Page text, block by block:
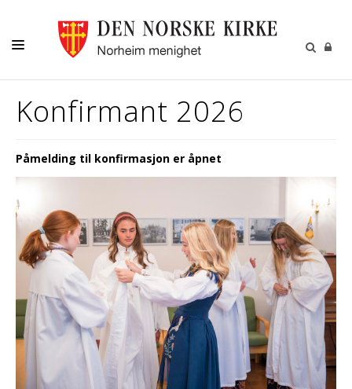
BARN-UNGE-KONFIRMANT
FAMILIE-VOKSNE
PÅMELDINGER
NYHETER
Konfirmant 2026
Påmelding til konfirmasjon er åpnet